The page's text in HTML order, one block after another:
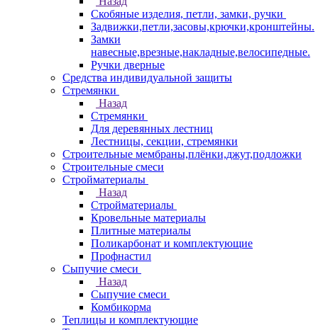
Скобяные изделия, петли, замки, ручки
Задвижки,петли,засовы,крючки,кронштейны.
Замки
навесные,врезные,накладные,велосипедные.
Ручки дверные
Средства индивидуальной защиты
Стремянки
Назад
Стремянки
Для деревянных лестниц
Лестницы, секции, стремянки
Строительные мембраны,плёнки,джут,подложки
Строительные смеси
Стройматериалы
Назад
Стройматериалы
Кровельные материалы
Плитные материалы
Поликарбонат и комплектующие
Профнастил
Сыпучие смеси
Назад
Сыпучие смеси
Комбикорма
Теплицы и комплектующие